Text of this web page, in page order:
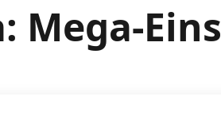
Mega-